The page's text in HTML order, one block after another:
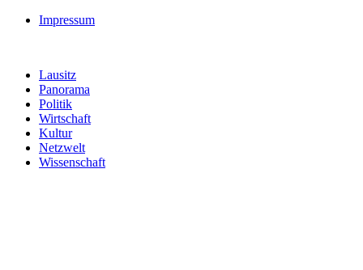
Impressum
Lausitz
Panorama
Politik
Wirtschaft
Kultur
Netzwelt
Wissenschaft